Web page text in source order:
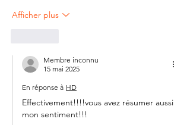
Afficher plus
Membre inconnu
15 mai 2025
En réponse à HD
Effectivement!!!!vous avez résumer aussi
mon sentiment!!!